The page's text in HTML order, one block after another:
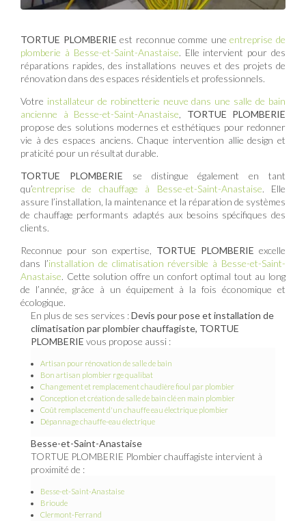
TORTUE PLOMBERIE est reconnue comme uneentreprise de
plomberie à Besse-et-Saint-Anastaise. Elle intervient pour des
réparations rapides, des installations neuves et des projets de
rénovation dans des espaces résidentiels et professionnels.
Votre installateur de robinetterie neuve dans une salle de bain
ancienne à Besse-et-Saint-Anastaise
TORTUE PLOMBERIE
propose des solutions modernes et esthétiques pour redonner
vie à des espaces anciens. Chaque intervention allie design et
praticité pour un résultat durable.
TORTUE PLOMBERIE se distingue également en tant
qu’entreprise de chauffage à Besse-et-Saint-Anastaise. Elle
assure l’installation, la maintenance et la réparation de systèmes
de chauffage performants adaptés aux besoins spécifiques des
clients.
Reconnue pour son expertise, TORTUE PLOMBERIE excelle
dans l’installation de climatisation réversible à Besse-et-Saint-
Anastaise. Cette solution offre un confort optimal tout au long
de l’année, grâce à un équipement à la fois économique et
écologique.
En plus de ses services :Devis pour pose et installation de
climatisation par plombier chauffagiste, TORTUE
PLOMBERIE vous propose aussi :
Artisan pour rénovation de salle de bain
Bon artisan plombier rge qualibat
Changement et remplacement chaudière fioul par plombier
Conception et création de salle de bain clé en main plombier
Coût remplacement d'un chauffe eau électrique plombier
Dépannage chauffe-eau électrique
Besse-et-Saint-Anastaise
TORTUE PLOMBERIE Plombier chauffagiste intervient à
proximité de :
Besse-et-Saint-Anastaise
Brioude
Clermont-Ferrand